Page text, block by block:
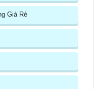
Giá Rẻ